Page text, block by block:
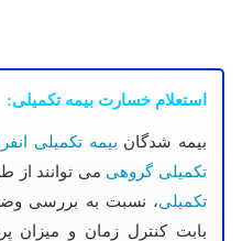
استعلام خسارت بیمه تکمیلی:
بیمه شدگان بیمه تکمیلی
تکمیلی گروهی می توانند
تکمیلی، نسبت به بررسی
بابت کنترل زمان و میزان